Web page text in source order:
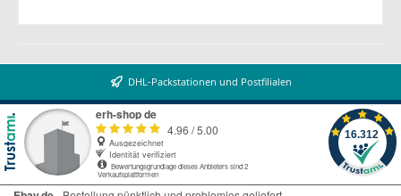
DHL-Packstationen und Postfilialen